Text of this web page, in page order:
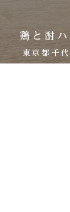
鶏と酎
東京都千